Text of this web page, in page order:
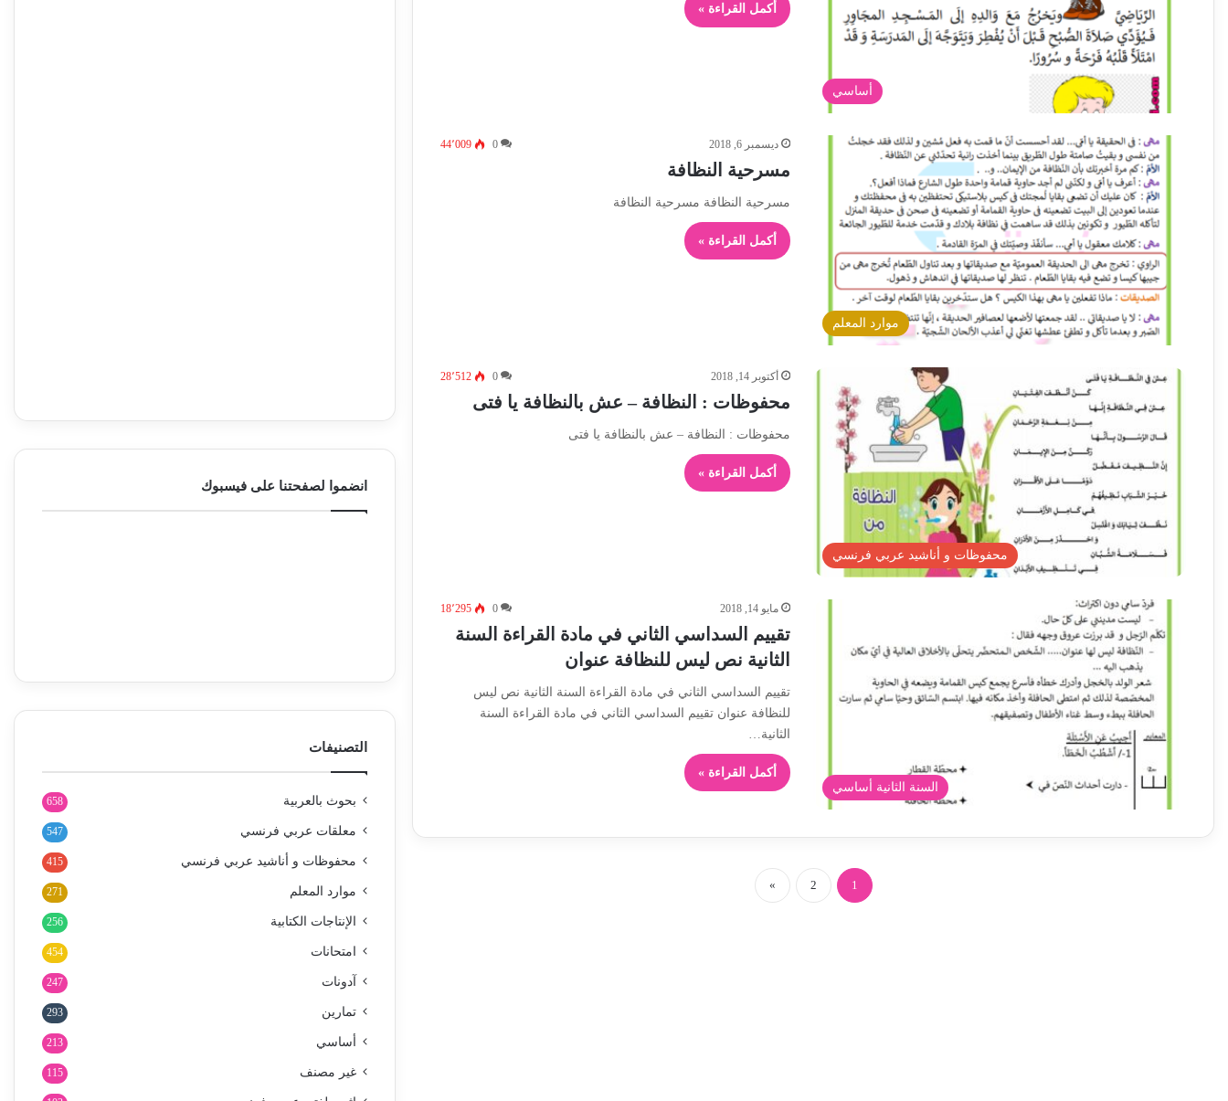
أساسي
أكمل القراءة »
موارد المعلم
ديسمبر 6, 2018 0 44٬009
مسرحية النظافة
مسرحية النظافة مسرحية النظافة
أكمل القراءة »
محفوظات و أناشيد عربي فرنسي
أكتوبر 14, 2018 0 28٬512
محفوظات : النظافة – عش بالنظافة يا فتى
محفوظات : النظافة – عش بالنظافة يا فتى
أكمل القراءة »
السنة الثانية أساسي
مايو 14, 2018 0 18٬295
تقييم السداسي الثاني في مادة القراءة السنة
الثانية نص ليس للنظافة عنوان
تقييم السداسي الثاني في مادة القراءة السنة الثانية نص ليس
للنظافة عنوان تقييم السداسي الثاني في مادة القراءة السنة
الثانية…
أكمل القراءة »
1
2
»
انضموا لصفحتنا على فيسبوك
التصنيفات
بحوث بالعربية 658
معلقات عربي فرنسي 547
محفوظات و أناشيد عربي فرنسي 415
موارد المعلم 271
الإنتاجات الكتابية 256
امتحانات 454
آدونات 247
تمارين 293
أساسي 213
غير مصنف 115